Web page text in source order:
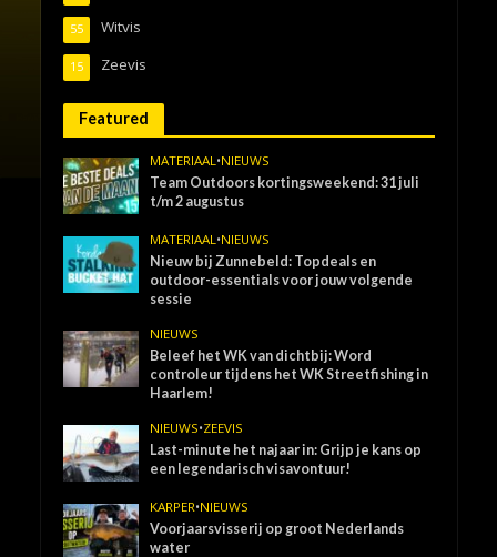
Witvis
55
Zeevis
15
Featured
MATERIAAL •NIEUWS
Team Outdoors kortingsweekend: 31 juli
t/m 2 augustus
MATERIAAL •NIEUWS
Nieuw bij Zunnebeld: Topdeals en
outdoor-essentials voor jouw volgende
sessie
NIEUWS
Beleef het WK van dichtbij: Word
controleur tijdens het WK Streetfishing in
Haarlem!
NIEUWS•ZEEVIS
Last-minute het najaar in: Grijp je kans op
een legendarisch visavontuur!
KARPER•NIEUWS
Voorjaarsvisserij op groot Nederlands
water